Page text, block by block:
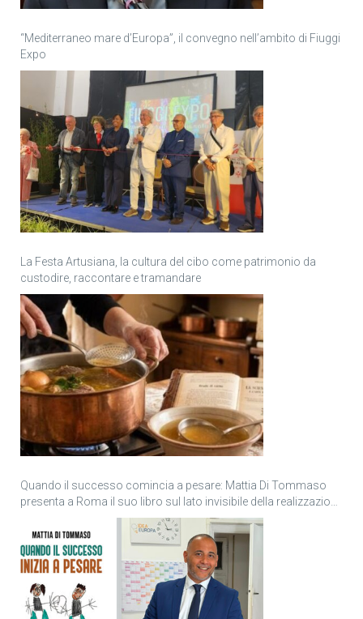
“Mediterraneo mare d’Europa”, il convegno nell’ambito di Fiuggi
Expo
La Festa Artusiana, la cultura del cibo come patrimonio da
custodire, raccontare e tramandare
Quando il successo comincia a pesare: Mattia Di Tommaso
presenta a Roma il suo libro sul lato invisibile della realizzazione